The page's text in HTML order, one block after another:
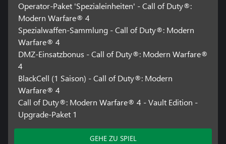
Operator-Paket 'Spezialeinheiten' - Call of Duty®:
Modern Warfare® 4
Spezialwaffen-Sammlung - Call of Duty®: Modern
Warfare® 4
DMZ-Einsatzbonus - Call of Duty®: Modern Warfare®
4
BlackCell (1 Saison) - Call of Duty®: Modern
Warfare® 4
Call of Duty®: Modern Warfare® 4 - Vault Edition -
Upgrade-Paket 1
GEHE ZU SPIEL